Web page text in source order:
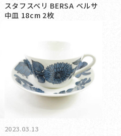
スタフスベリ BERSA ベルサ
中皿 18cm 2枚
2023.03.13